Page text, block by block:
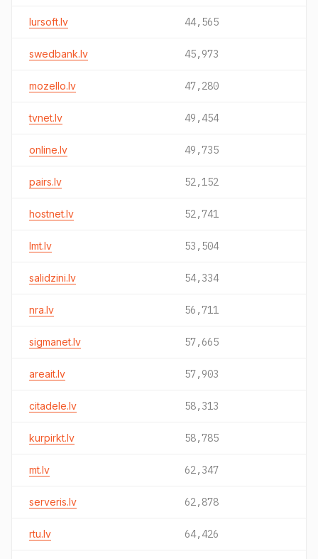
lursoft.lv 44,565
swedbank.lv 45,973
mozello.lv 47,280
tvnet.lv 49,454
online.lv 49,735
pairs.lv 52,152
hostnet.lv 52,741
lmt.lv 53,504
salidzini.lv 54,334
nra.lv 56,711
sigmanet.lv 57,665
areait.lv 57,903
citadele.lv 58,313
kurpirkt.lv 58,785
mt.lv 62,347
serveris.lv 62,878
rtu.lv 64,426